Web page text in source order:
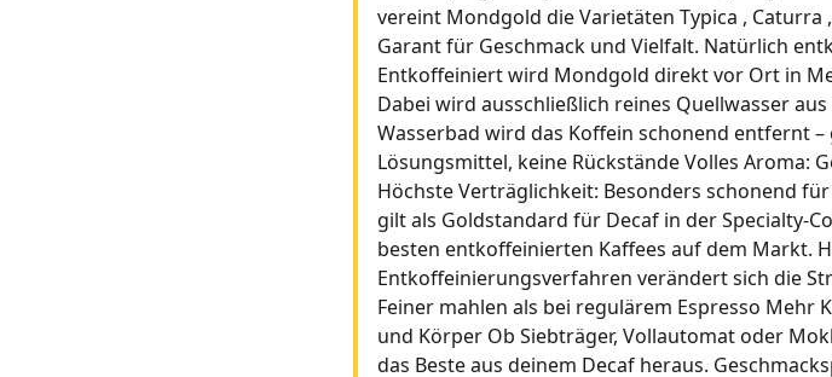
vereint Mondgold die Varietäten Typica , Caturra
Garant für Geschmack und Vielfalt. Natürlich
Entkoffeiniert wird Mondgold direkt vor Ort in
Dabei wird ausschließlich reines Quellwasser
Wasserbad wird das Koffein schonend entfernt
Lösungsmittel, keine Rückstände Volles Aroma:
Höchste Verträglichkeit: Besonders schonend
gilt als Goldstandard für Decaf in der Specialty-
besten entkoffeinierten Kaffees auf dem Markt.
Entkoffeinierungsverfahren verändert sich die
Feiner mahlen als bei regulärem Espresso
und Körper Ob Siebträger, Vollautomat oder
das Beste aus deinem Decaf heraus.